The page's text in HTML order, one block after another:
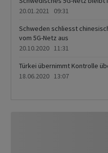
20.01.2021 09:31
Schweden schliesst
vom 5G-Netz aus
20.10.2020 11:31
Türkei übernimmt Kontrolle
18.06.2020 13:07